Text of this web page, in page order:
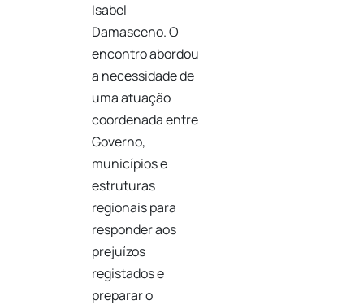
Isabel
Damasceno. O
encontro abordou
a necessidade de
uma atuação
coordenada entre
Governo,
municípios e
estruturas
regionais para
responder aos
prejuízos
registados e
preparar o